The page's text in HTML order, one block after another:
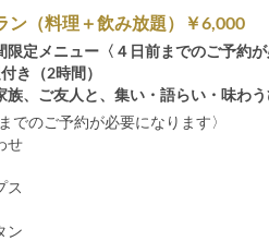
ン（料理＋飲み放題）￥6,000
定メニュー〈４日前までのご予約が
き（2時間）
、ご友人と、集い・語らい・味わう
でのご予約が必要になります〉
せ
ス
ン